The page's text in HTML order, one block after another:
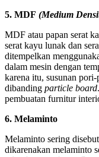
5. MDF (Medium
MDF atau papan serat
serat kayu lunak dan
ditempelkan
dalam mesin dengan
karena itu, susunan
dibanding particle board
pembuatan furnitur
6. Melaminto
Melaminto sering
dikarenakan melaminto